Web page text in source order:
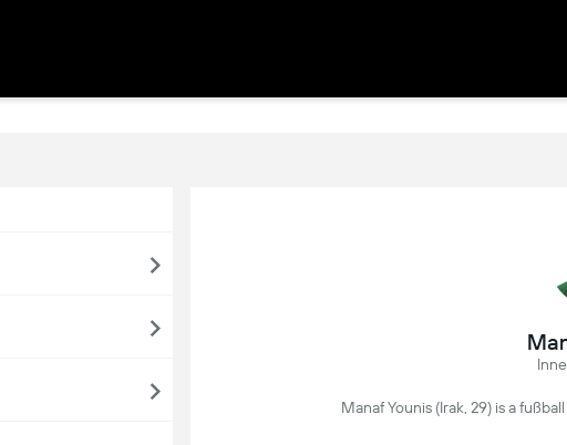
Manaf Younis (Irak, 29) is a